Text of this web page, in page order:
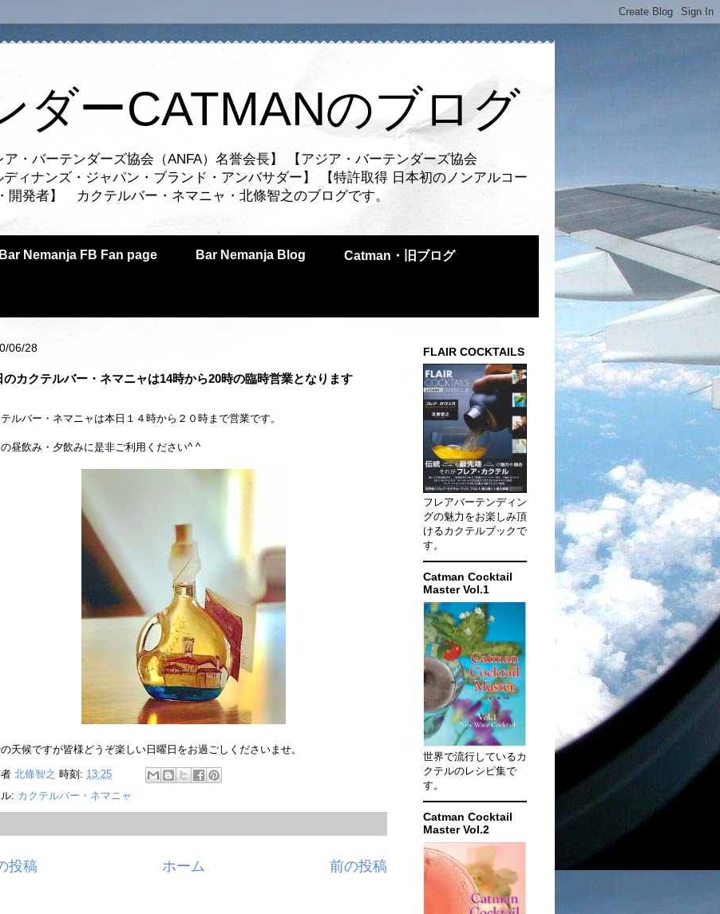
ダーCATMANのブログ
ア・バーテンダーズ協会（ANFA）名誉会長】 【アジア・バーテンダーズ協会
ディナンズ・ジャパン・ブランド・アンバサダー】 【特許取得 日本初のノンアルコー
開発者】 カクテルバー・ネマニャ・北條智之のブログです。
Bar Nemanja FB Fan page Bar Nemanja Blog Catman・旧ブログ
06/28
のカクテルバー・ネマニャは14時から20時の臨時営業となります
ルバー・ネマニャは本日１４時から２０時まで営業です。
昼飲み・夕飲みに是非ご利用ください^ ^
天候ですが皆様どうぞ楽しい日曜日をお過ごしくださいませ。
北條智之 時刻: 13:25
: カクテルバー・ネマニャ
投稿 前の投稿
ホーム
FLAIR COCKTAILS
フレアバーテンディン
グの魅力をお楽しみ頂
けるカクテルブックで
す。
Catman Cocktail
Master Vol.1
世界で流行しているカ
クテルのレシピ集で
す。
Catman Cocktail
Master Vol.2